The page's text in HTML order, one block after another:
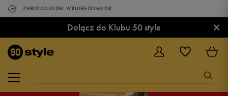
ZWROT DO 30 DNI. W KLUBIE DO 60 DNI.
Dołącz do Klubu 50 style ×